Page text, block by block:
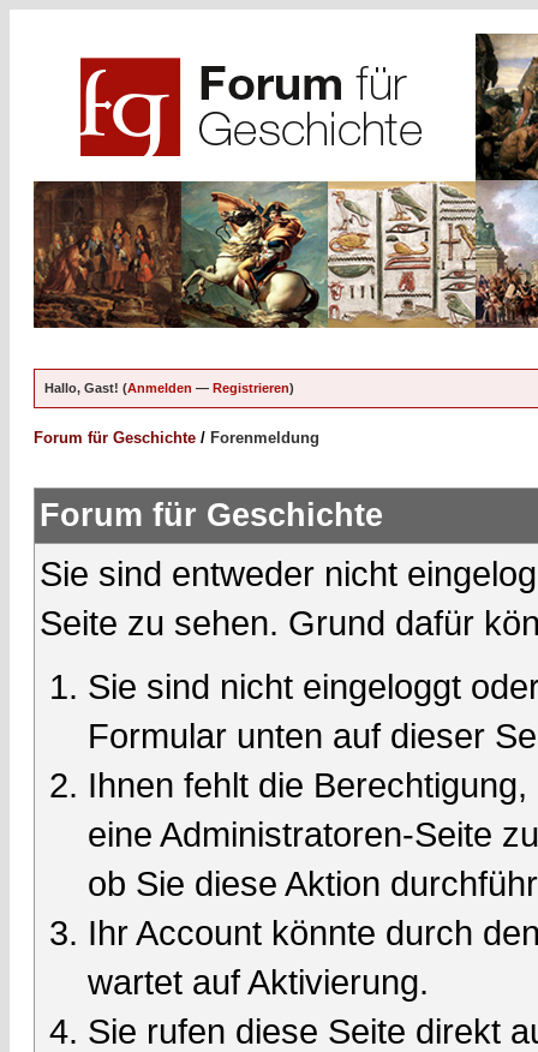
Hallo, Gast! (Anmelden — Registrieren)
Forum für Geschichte / Forenmeldung
Forum für Geschichte
Sie sind entweder nicht
Seite zu sehen. Grund dafür
Sie sind nicht eingeloggt
Formular unten auf dieser
Ihnen fehlt die
eine Administratoren-Seite
ob Sie diese Aktion
Ihr Account könnte durch
wartet auf Aktivierung.
Sie rufen diese Seite direkt